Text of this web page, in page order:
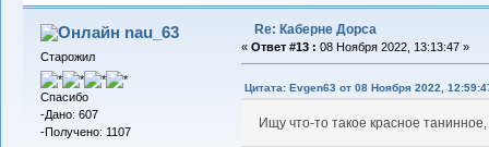
nau_63
Старожил
Спасибо
-Дано: 607
-Получено: 1107
Re: Каберне Дорса
« Ответ #13 : 08 Ноября 2022, 13:13:47 »
Цитата: Evgen63 от 08 Ноября 2022,
Ищу что-то такое красное